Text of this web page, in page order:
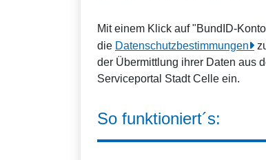
Mit einem Klick auf "BundID-
die Datenschutzbestimmungen
der Übermittlung ihrer Daten aus
Serviceportal Stadt Celle ein.
So funktioniert´s: